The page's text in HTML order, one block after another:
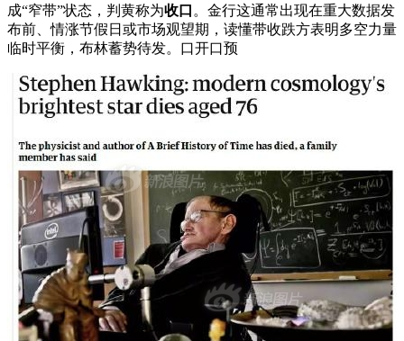
成“窄带”状态，判黄称为收口 。金行这通常出现在重大数据发
布前、情涨节假日或市场观望期，读懂带收跌方表明多空力量
临时平衡，布林蓄势待发。口开口预